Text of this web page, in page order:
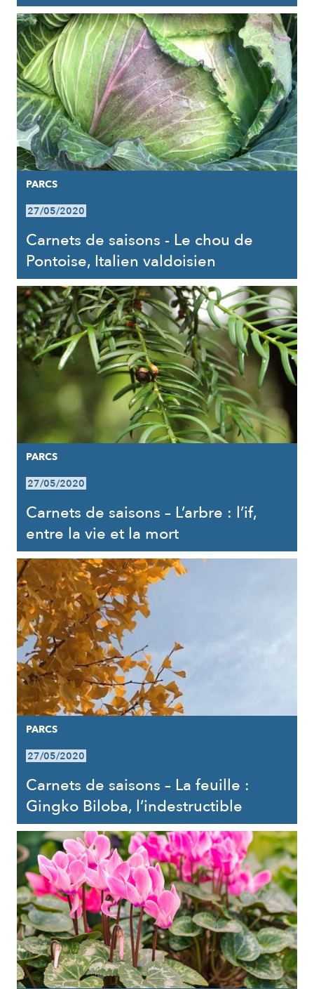
PARCS
27/05/2020
Carnets de saisons - Le chou de
Pontoise, Italien valdoisien
PARCS
27/05/2020
Carnets de saisons – L’arbre : l’if,
entre la vie et la mort
PARCS
27/05/2020
Carnets de saisons – La feuille :
Gingko Biloba, l’indestructible